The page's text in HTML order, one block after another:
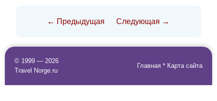
← Предыдущая Следующая →
© 1999 — 2026
Travel Norge.ru
Главная * Карта сайта